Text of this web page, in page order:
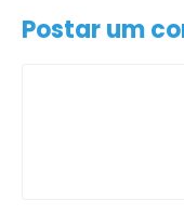
Postar um